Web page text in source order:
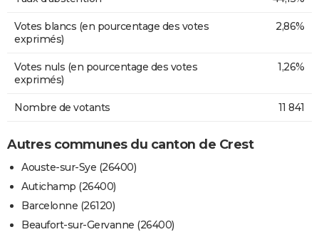
Votes blancs (en pourcentage des votes
exprimés)
2,86%
Votes nuls (en pourcentage des votes
exprimés)
1,26%
Nombre de votants 11 841
Autres communes du canton de Crest
Aouste-sur-Sye (26400)
Autichamp (26400)
Barcelonne (26120)
Beaufort-sur-Gervanne (26400)